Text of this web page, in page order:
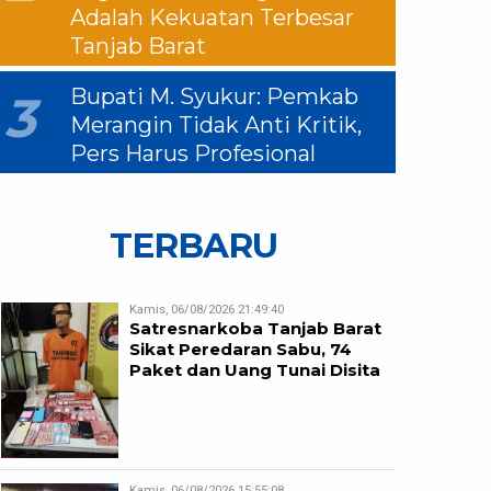
Adalah Kekuatan Terbesar
Tanjab Barat
3
Bupati M. Syukur: Pemkab
Merangin Tidak Anti Kritik,
Pers Harus Profesional
TERBARU
Kamis, 06/08/2026 21:49:40
Satresnarkoba Tanjab Barat
Sikat Peredaran Sabu, 74
Paket dan Uang Tunai Disita